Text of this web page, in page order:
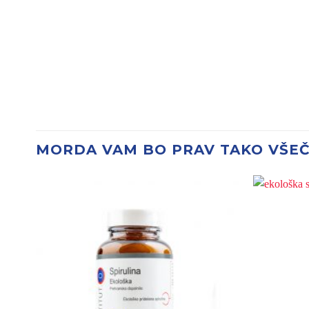
MORDA VAM BO PRAV TAKO